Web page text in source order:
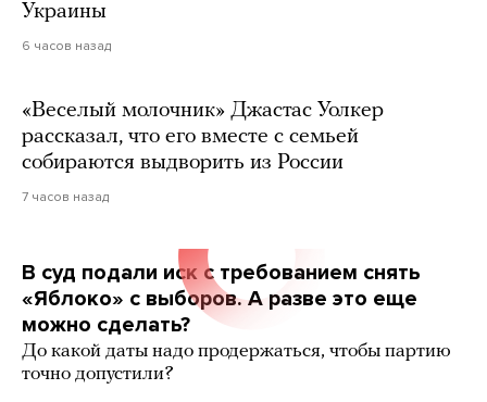
Украины
6 часов назад
«Веселый молочник» Джастас Уолкер
рассказал, что его вместе с семьей
собираются выдворить из России
7 часов назад
В суд подали иск с требованием снять
«Яблоко» с выборов. А разве это еще
можно сделать?
До какой даты надо продержаться, чтобы партию
точно допустили?